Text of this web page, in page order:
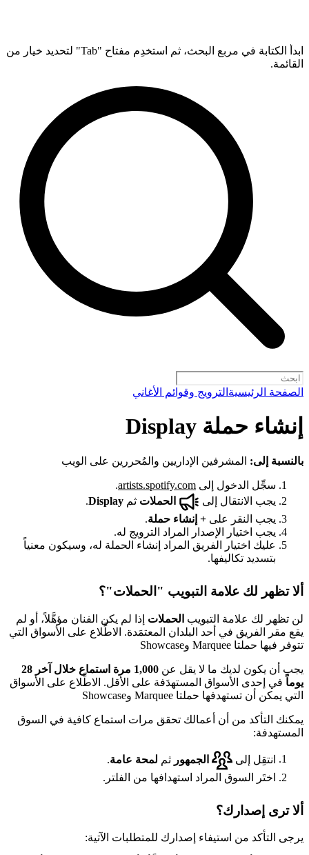
ابدأ الكتابة في مربع البحث، ثم استخدِم مفتاح "Tab" لتحديد خيار من
القائمة.
الصفحة الرئيسية الترويج وقوائم الأغاني
إنشاء حملة Display
بالنسبة إلى: المشرفين الإداريين والمُحررين على الويب
سجِّل الدخول إلى artists.spotify.com
.
يجب الانتقال إلى
الحملات ثم Display
.
يجب النقر على + إنشاء حملة.
يجب اختيار الإصدار المراد الترويج له.
عليك اختيار الفريق المراد إنشاء الحملة له، وسيكون معنياً
بتسديد تكاليفها.
ألا تظهر لك علامة التبويب "الحملات"؟
لن تظهر لك علامة التبويب الحملات إذا لم يكن الفنان مؤهَّلاً، أو لم
يقع مقر الفريق في أحد البلدان المعتمَدة. الاطِّلاع على الأسواق التي
تتوفر فيها حملتا Marquee وShowcase
يجب أن يكون لديك ما لا يقل عن
1,000 مرة استماع خلال آخر 28
يوماً في إحدى الأسواق المستهدَفة على الأقل. الاطِّلاع على الأسواق
التي يمكن أن تستهدفها حملتا Marquee وShowcase
يمكنك التأكد من أن أعمالك تحقق مرات استماع كافية في السوق
المستهدفة:
انتقِل إلى الجمهور ثم لمحة عامة
اختَر السوق المراد استهدافها من الفلتر.
ألا ترى إصدارك؟
يرجى التأكد من استيفاء إصدارك للمتطلبات الآتية: